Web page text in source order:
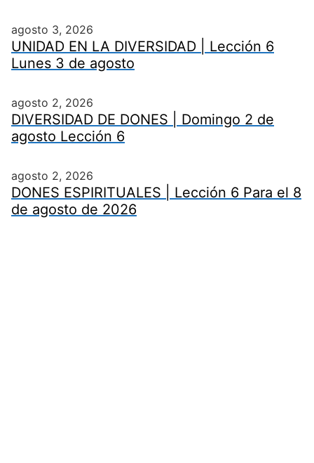
agosto 3, 2026
UNIDAD EN LA DIVERSIDAD | Lección 6
Lunes 3 de agosto
agosto 2, 2026
DIVERSIDAD DE DONES | Domingo 2 de
agosto Lección 6
agosto 2, 2026
DONES ESPIRITUALES | Lección 6 Para el 8
de agosto de 2026